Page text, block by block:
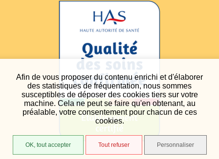
Afin de vous proposer du contenu enrichi et d'élaborer
des statistiques de fréquentation, nous sommes
susceptibles de déposer des cookies tiers sur votre
machine. Cela ne peut se faire qu'en obtenant, au
préalable, votre consentement pour chacun de ces
cookies.
OK, tout accepter Tout refuser Personnaliser